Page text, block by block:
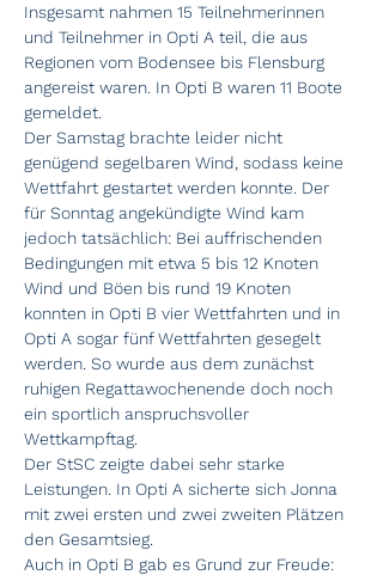
Insgesamt nahmen 15 Teilnehmerinnen
und Teilnehmer in Opti A teil, die aus
Regionen vom Bodensee bis Flensburg
angereist waren. In Opti B waren 11 Boote
gemeldet.
Der Samstag brachte leider nicht
genügend segelbaren Wind, sodass keine
Wettfahrt gestartet werden konnte. Der
für Sonntag angekündigte Wind kam
jedoch tatsächlich: Bei auffrischenden
Bedingungen mit etwa 5 bis 12 Knoten
Wind und Böen bis rund 19 Knoten
konnten in Opti B vier Wettfahrten und in
Opti A sogar fünf Wettfahrten gesegelt
werden. So wurde aus dem zunächst
ruhigen Regattawochenende doch noch
ein sportlich anspruchsvoller
Wettkampftag.
Der StSC zeigte dabei sehr starke
Leistungen. In Opti A sicherte sich Jonna
mit zwei ersten und zwei zweiten Plätzen
den Gesamtsieg.
Auch in Opti B gab es Grund zur Freude: